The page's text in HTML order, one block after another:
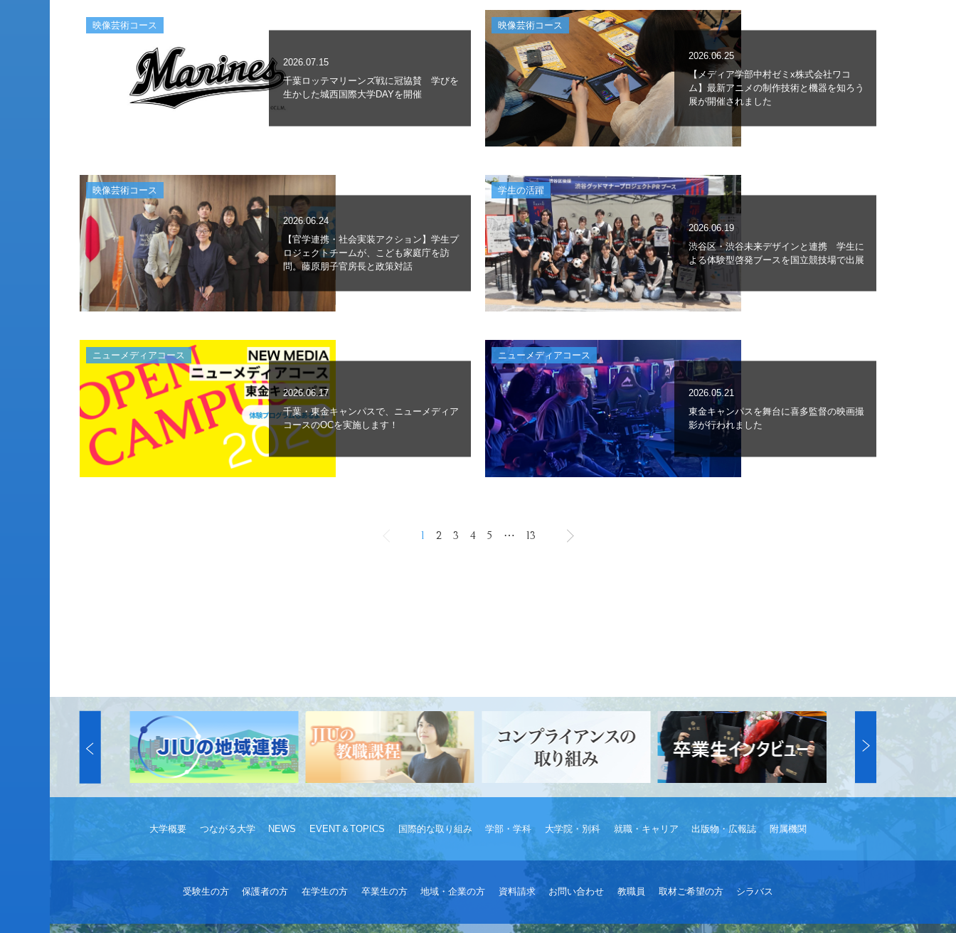
映像芸術コース
2026.07.15
千葉ロッテマリーンズ戦に冠協賛 学びを
生かした城西国際大学DAYを開催
映像芸術コース
2026.06.25
【メディア学部中村ゼミx株式会社ワコ
ム】最新アニメの制作技術と機器を知ろう
展が開催されました
映像芸術コース
2026.06.24
【官学連携・社会実装アクション】学生プ
ロジェクトチームが、こども家庭庁を訪
問。藤原朋子官房長と政策対話
学生の活躍
2026.06.19
渋谷区・渋谷未来デザインと連携 学生に
よる体験型啓発ブースを国立競技場で出展
ニューメディアコース
2026.06.17
千葉・東金キャンパスで、ニューメディア
コースのOCを実施します！
ニューメディアコース
2026.05.21
東金キャンパスを舞台に喜多監督の映画撮
影が行われました
1 2 3 4 5 ⋯ 13
大学概要 つながる大学 NEWS EVENT＆TOPICS 国際的な取り組み 学部・学科 大学院・別科 就職・キャリア 出版物・広報誌 附属機関
受験生の方 保護者の方 在学生の方 卒業生の方 地域・企業の方 資料請求 お問い合わせ 教職員 取材ご希望の方 シラバス